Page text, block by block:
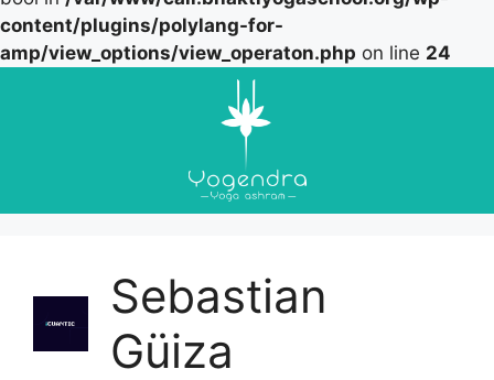
content/plugins/polylang-for-
amp/view_options/view_operaton.php on line 24
Sebastian
Güiza